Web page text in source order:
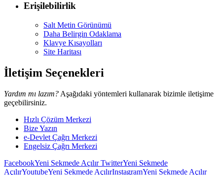
Erişilebilirlik
Salt Metin Görünümü
Daha Belirgin Odaklama
Klavye Kısayolları
Site Haritası
İletişim Seçenekleri
Yardım mı lazım? Aşağıdaki yöntemleri kullanarak bizimle iletişime
geçebilirsiniz.
Hızlı Çözüm Merkezi
Bize Yazın
e-Devlet Çağrı Merkezi
Engelsiz Çağrı Merkezi
FacebookYeni Sekmede AçılırTwitterYeni Sekmede
AçılırYoutubeYeni Sekmede AçılırInstagramYeni Sekmede Açılır